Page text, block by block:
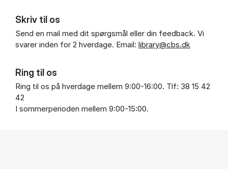
Skriv til os
Send en mail med dit spørgsmål eller din feedback. Vi
svarer inden for 2 hverdage. Email: library@cbs.dk
Ring til os
Ring til os på hverdage mellem 9:00-16:00. Tlf: 38 15 42
42
I sommerperioden mellem 9:00-15:00.